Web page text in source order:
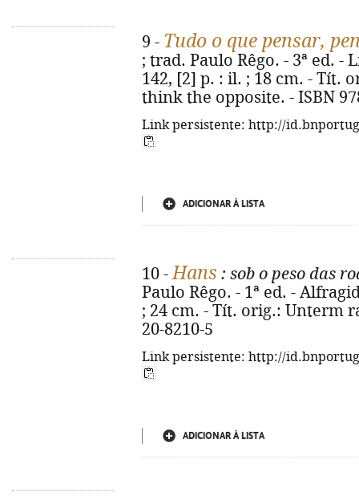
9 - Tudo o que pensar,
; trad. Paulo Rêgo. - 3ª ed. -
142, [2] p. : il. ; 18 cm. - Tít.
think the opposite. - ISBN
Link persistente: http://
ADICIONAR À LISTA
10 -Hans : sob o peso das
Paulo Rêgo. - 1ª ed. -
; 24 cm. - Tít. orig.: Unterm
20-8210-5
Link persistente: http://
ADICIONAR À LISTA